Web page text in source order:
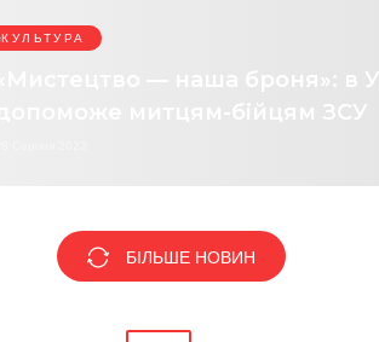
КУЛЬТУРА
«Мистецтво — наша броня»: в
допоможе митцям-бійцям ЗСУ
БІЛЬШЕ НОВИН